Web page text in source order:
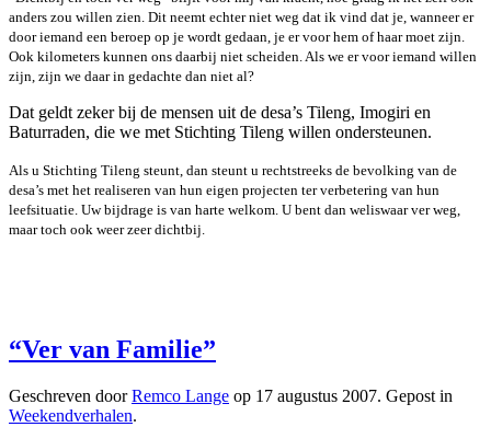
anders zou willen zien. Dit neemt echter niet weg dat ik vind dat je, wanneer er
door iemand een beroep op je wordt gedaan, je er voor hem of haar moet zijn.
Ook kilometers kunnen ons daarbij niet scheiden. Als we er voor iemand willen
zijn, zijn we daar in gedachte dan niet al?
Dat geldt zeker bij de mensen uit de desa’s Tileng, Imogiri en
Baturraden, die we met Stichting Tileng willen ondersteunen.
Als u Stichting Tileng steunt, dan steunt u rechtstreeks de bevolking van de
desa’s met het realiseren van hun eigen projecten ter verbetering van hun
leefsituatie. Uw bijdrage is van harte welkom. U bent dan weliswaar ver weg,
maar toch ook weer zeer dichtbij.
“Ver van Familie”
Geschreven doorRemco Lange op 17 augustus 2007. Gepost in
Weekendverhalen.